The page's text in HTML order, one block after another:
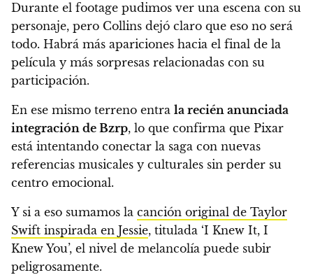
Durante el footage pudimos ver una escena con su
personaje, pero Collins dejó claro que eso no será
todo. Habrá más apariciones hacia el final de la
película y más sorpresas relacionadas con su
participación.
En ese mismo terreno entra la recién anunciada
integración de Bzrp, lo que confirma que Pixar
está intentando conectar la saga con nuevas
referencias musicales y culturales sin perder su
centro emocional.
Y si a eso sumamos la canción original de Taylor
Swift inspirada en Jessie, titulada ‘I Knew It, I
Knew You’, el nivel de melancolía puede subir
peligrosamente.